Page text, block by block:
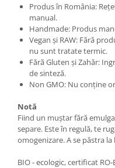
Produs în România:
manual.
Handmade: Produs
Vegan și RAW: Fără
nu sunt tratate termic.
Fără Gluten și Zahăr:
de sinteză.
Non GMO: Nu conține
Notă
Fiind un muștar fără
separe. Este în regulă, te
omogenizare. A se păstra
BIO - ecologic, certificat RO-